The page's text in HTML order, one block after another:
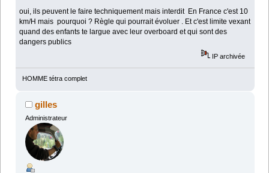
oui, ils peuvent le faire techniquement mais interdit En France c'est 10
km/H mais pourquoi ? Règle qui pourrait évoluer . Et c'est limite vexant
quand des enfants te largue avec leur overboard et qui sont des
dangers publics
IP archivée
HOMME tétra complet
gilles
Administrateur